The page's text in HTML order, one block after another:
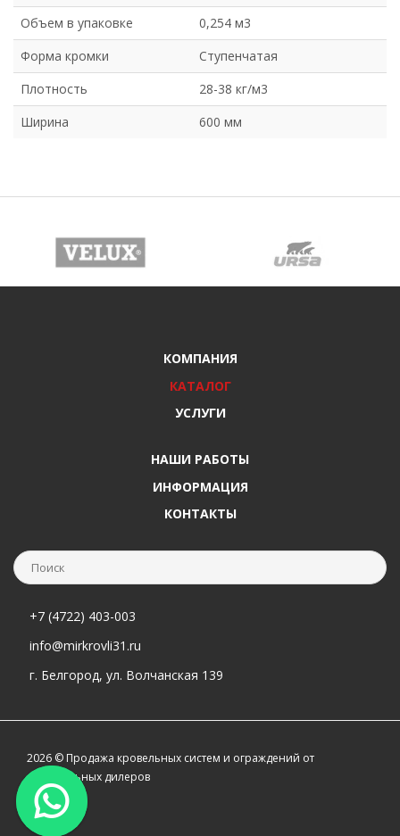
Объем в упаковке
0,254 м3
Форма кромки
Ступенчатая
Плотность
28-38 кг/м3
Ширина
600 мм
КОМПАНИЯ
КАТАЛОГ
УСЛУГИ
НАШИ РАБОТЫ
ИНФОРМАЦИЯ
КОНТАКТЫ
+7 (4722) 403-003
info@mirkrovli31.ru
г. Белгород, ул. Волчанская 139
2026 © Продажа кровельных систем и ограждений от
официальных дилеров